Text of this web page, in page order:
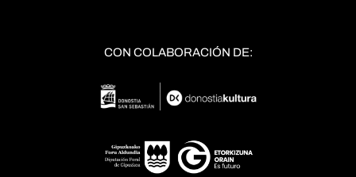
CON COLABORACIÓN DE: